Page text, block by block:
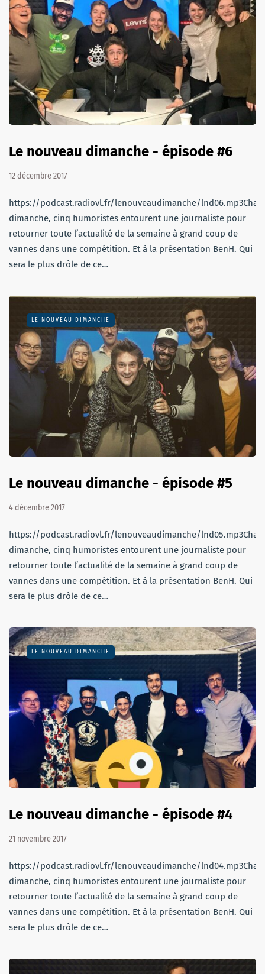
Le nouveau dimanche - épisode #6
12 décembre 2017
https://podcast.radiovl.fr/lenouveaudimanche/
dimanche, cinq humoristes entourent une journaliste pour
retourner toute l’actualité de la semaine à grand coup de
vannes dans une compétition. Et à la présentation BenH. Qui
sera le plus drôle de ce…
LE NOUVEAU DIMANCHE
Le nouveau dimanche - épisode #5
4 décembre 2017
https://podcast.radiovl.fr/lenouveaudimanche/
dimanche, cinq humoristes entourent une journaliste pour
retourner toute l’actualité de la semaine à grand coup de
vannes dans une compétition. Et à la présentation BenH. Qui
sera le plus drôle de ce…
LE NOUVEAU DIMANCHE
Le nouveau dimanche - épisode #4
21 novembre 2017
https://podcast.radiovl.fr/lenouveaudimanche/
dimanche, cinq humoristes entourent une journaliste pour
retourner toute l’actualité de la semaine à grand coup de
vannes dans une compétition. Et à la présentation BenH. Qui
sera le plus drôle de ce…